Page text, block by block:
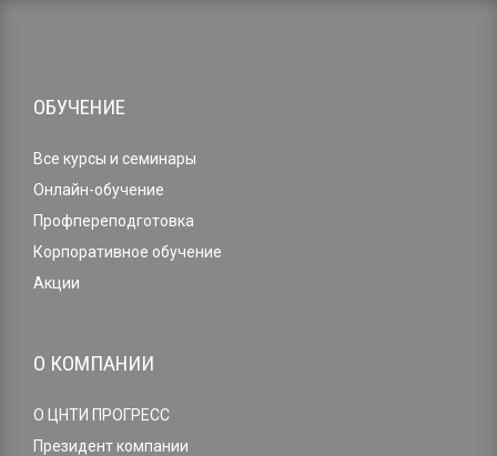
ОБУЧЕНИЕ
Все курсы и семинары
Онлайн-обучение
Профпереподготовка
Корпоративное обучение
Акции
О КОМПАНИИ
О ЦНТИ ПРОГРЕСС
Президент компании